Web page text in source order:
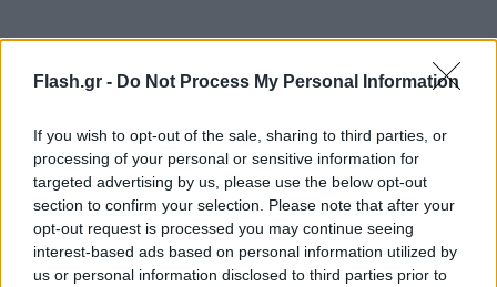
Flash.gr - Do Not Process My Personal Information
If you wish to opt-out of the sale, sharing to third parties, or
processing of your personal or sensitive information for
targeted advertising by us, please use the below opt-out
section to confirm your selection. Please note that after your
opt-out request is processed you may continue seeing
interest-based ads based on personal information utilized by
us or personal information disclosed to third parties prior to